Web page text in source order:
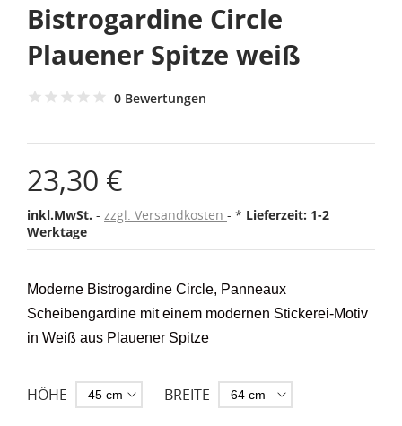
Bistrogardine Circle
Plauener Spitze weiß
0 Bewertungen
23,30 €
inkl.MwSt. zzgl. Versandkosten * Lieferzeit: 1-2
Werktage
Moderne Bistrogardine Circle, Panneaux
Scheibengardine mit einem modernen Stickerei-Motiv
in Weiß aus Plauener Spitze
HÖHE BREITE